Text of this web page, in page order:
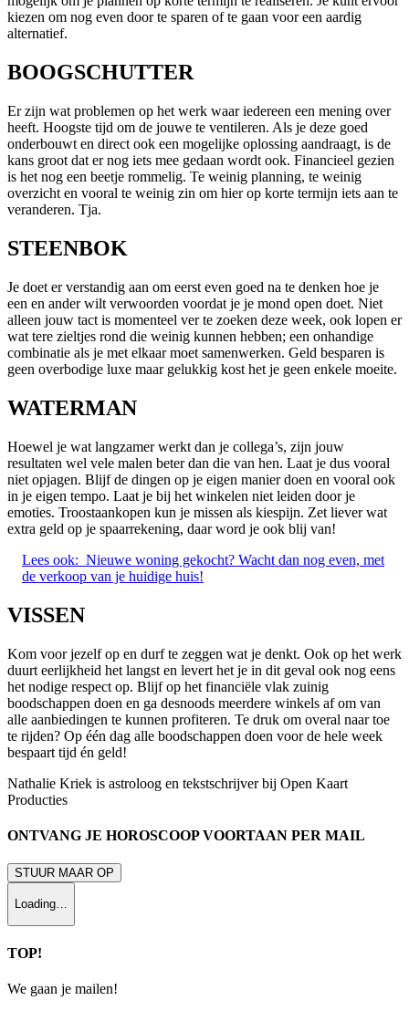
kiezen om nog even door te sparen of te gaan voor een aardig
alternatief.
BOOGSCHUTTER
Er zijn wat problemen op het werk waar iedereen een mening over
heeft. Hoogste tijd om de jouwe te ventileren. Als je deze goed
onderbouwt en direct ook een mogelijke oplossing aandraagt, is de
kans groot dat er nog iets mee gedaan wordt ook. Financieel gezien
is het nog een beetje rommelig. Te weinig planning, te weinig
overzicht en vooral te weinig zin om hier op korte termijn iets aan te
veranderen. Tja.
STEENBOK
Je doet er verstandig aan om eerst even goed na te denken hoe je
een en ander wilt verwoorden voordat je je mond open doet. Niet
alleen jouw tact is momenteel ver te zoeken deze week, ook lopen er
wat tere zieltjes rond die weinig kunnen hebben; een onhandige
combinatie als je met elkaar moet samenwerken. Geld besparen is
geen overbodige luxe maar gelukkig kost het je geen enkele moeite.
WATERMAN
Hoewel je wat langzamer werkt dan je collega’s, zijn jouw
resultaten wel vele malen beter dan die van hen. Laat je dus vooral
niet opjagen. Blijf de dingen op je eigen manier doen en vooral ook
in je eigen tempo. Laat je bij het winkelen niet leiden door je
emoties. Troostaankopen kun je missen als kiespijn. Zet liever wat
extra geld op je spaarrekening, daar word je ook blij van!
Lees ook: Nieuwe woning gekocht? Wacht dan nog even, met
de verkoop van je huidige huis!
VISSEN
Kom voor jezelf op en durf te zeggen wat je denkt. Ook op het werk
duurt eerlijkheid het langst en levert het je in dit geval ook nog eens
het nodige respect op. Blijf op het financiële vlak zuinig
boodschappen doen en ga desnoods meerdere winkels af om van
alle aanbiedingen te kunnen profiteren. Te druk om overal naar toe
te rijden? Op één dag alle boodschappen doen voor de hele week
bespaart tijd én geld!
Nathalie Kriek is astroloog en tekstschrijver bij Open Kaart
Producties
ONTVANG JE HOROSCOOP VOORTAAN PER MAIL
STUUR MAAR OP
Loading…
TOP!
We gaan je mailen!